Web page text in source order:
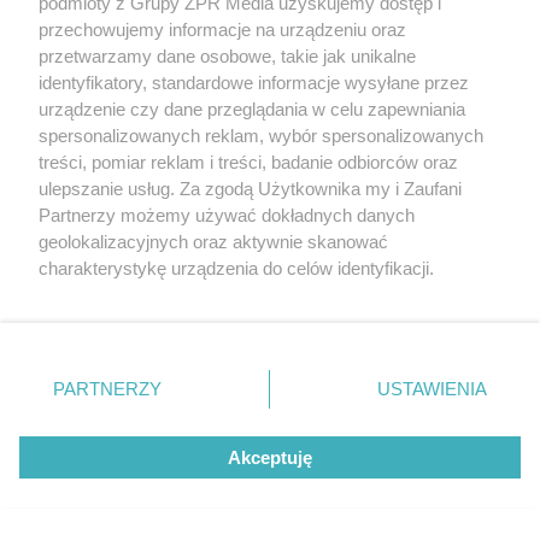
usłyszało zarzuty
ZOBACZ WIĘCEJ
przechowujemy informacje na urządzeniu oraz
przetwarzamy dane osobowe, takie jak unikalne
identyfikatory, standardowe informacje wysyłane przez
urządzenie czy dane przeglądania w celu zapewniania
spersonalizowanych reklam, wybór spersonalizowanych
treści, pomiar reklam i treści, badanie odbiorców oraz
ulepszanie usług. Za zgodą Użytkownika my i Zaufani
Partnerzy możemy używać dokładnych danych
geolokalizacyjnych oraz aktywnie skanować
charakterystykę urządzenia do celów identyfikacji.
zmienić/wycofać klikając przycisk ustawień prywatności
znajdujący się w lewym dolnym rogu strony
rodzaje przetwarzania danych nie wymagają zgody
użytkownika, ale masz prawo sprzeciwić się takiemu
przetwarzaniu. Preferencje będą miały zastosowanie tylko
PARTNERZY USTAWIENIA
Akceptuję